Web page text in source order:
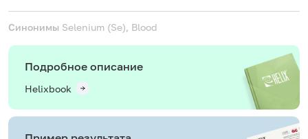
Синонимы Selenium (Se), Blood
Подробное описание
Helixbook